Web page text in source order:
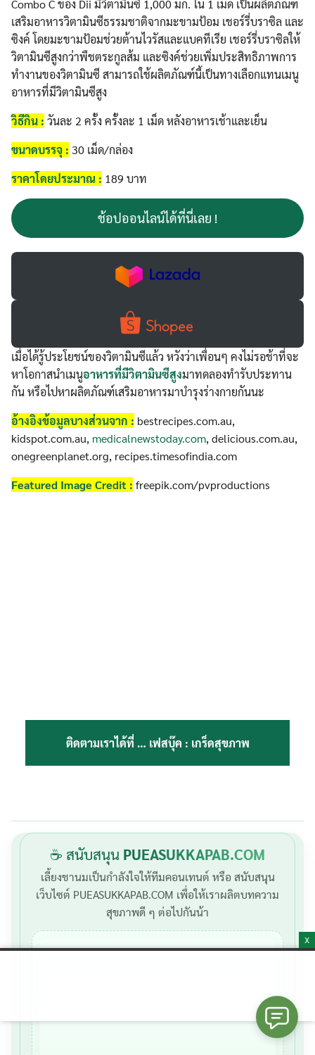
Combo C ของ Dii มีวิตามินซี 1,000 มก. ใน 1 เม็ด เป็นผลิตภัณฑ์
เสริมอาหารวิตามินซีธรรมชาติจากมะขามป้อม เชอร์รี่บราซิล และ
ซิงค์ โดยมะขามป้อมช่วยต้านไวรัสและแบคทีเรีย เชอร์รี่บราซิลให้
วิตามินซีสูงกว่าพืชตระกูลส้ม และซิงค์ช่วยเพิ่มประสิทธิภาพการ
ทำงานของวิตามินซี สามารถใช้ผลิตภัณฑ์นี้เป็นทางเลือกแทนเมนู
อาหารที่มีวิตามินซีสูง
วิธีกิน : วันละ 2 ครั้ง ครั้งละ 1 เม็ด หลังอาหารเช้าและเย็น
ขนาดบรรจุ : 30 เม็ด/กล่อง
ราคาโดยประมาณ : 189 บาท
ช้อปออนไลน์ได้ที่นี่เลย !
เมื่อได้รู้ประโยชน์ของวิตามินซีแล้ว หวังว่าเพื่อนๆ คงไม่รอช้าที่จะ
หาโอกาสนำเมนูอาหารที่มีวิตามินซีสูงมาทดลองทำรับประทาน
กัน หรือไปหาผลิตภัณฑ์เสริมอาหารมาบำรุงร่างกายกันนะ
อ้างอิงข้อมูลบางส่วนจาก : bestrecipes.com.au,
kidspot.com.au, medicalnewstoday.com, delicious.com.au,
onegreenplanet.org, recipes.timesofindia.com
Featured Image Credit : freepik.com/pvproductions
ติดตามเราได้ที่ … เฟสบุ๊ค : เกร็ดสุขภาพ
☕ สนับสนุน PUEASUKKAPAB.COM
เลี้ยงชานมเป็นกำลังใจให้ทีมคอนเทนต์ หรือ สนับสนุน
เว็บไซต์ PUEASUKKAPAB.COM เพื่อให้เราผลิตบทความ
สุขภาพดี ๆ ต่อไปกันน้า
X